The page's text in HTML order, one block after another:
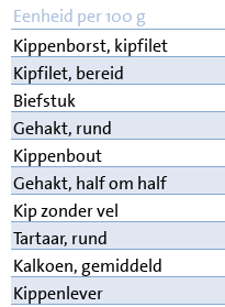
Eenheid per 100 g
Kippenborst, kipfilet
Kipfilet, bereid
Biefstuk
Gehakt, rund
Kippenbout
Gehakt, half om half
Kip zonder vel
Tartaar, rund
Kalkoen, gemiddeld
Kippenlever